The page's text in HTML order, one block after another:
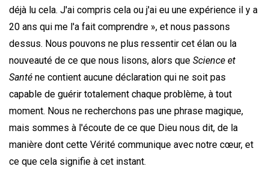
déjà lu cela. J'ai compris cela ou j'ai eu une expérience il y a
20 ans qui me l'a fait comprendre », et nous passons
dessus. Nous pouvons ne plus ressentir cet élan ou la
nouveauté de ce que nous lisons, alors que Science et
Santé ne contient aucune déclaration qui ne soit pas
capable de guérir totalement chaque problème, à tout
moment. Nous ne recherchons pas une phrase magique,
mais sommes à l'écoute de ce que Dieu nous dit, de la
manière dont cette Vérité communique avec notre cœur, et
ce que cela signifie à cet instant.